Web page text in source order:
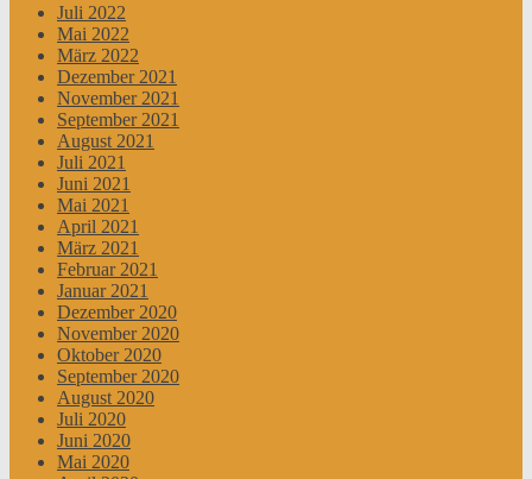
Juli 2022
Mai 2022
März 2022
Dezember 2021
November 2021
September 2021
August 2021
Juli 2021
Juni 2021
Mai 2021
April 2021
März 2021
Februar 2021
Januar 2021
Dezember 2020
November 2020
Oktober 2020
September 2020
August 2020
Juli 2020
Juni 2020
Mai 2020